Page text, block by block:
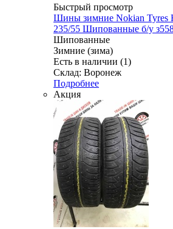
Быстрый просмотр
Шины зимние Nokian Tyres
235/55 Шипованные б/у
Шипованные
Зимние (зима)
Есть в наличии (1)
Склад: Воронеж
Подробнее
Акция